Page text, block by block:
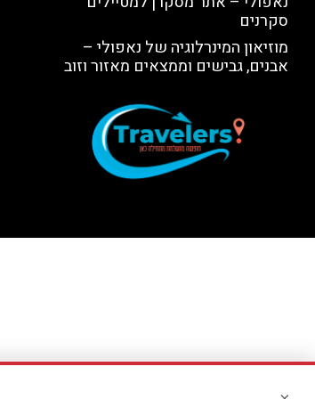
סקרנים
מוזיאון המינרלוגיה של נאפולי –
אבנים, גבישים וממצאים מאזור וזוב